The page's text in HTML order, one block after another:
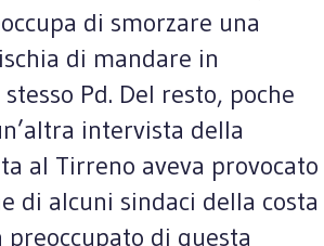
di smorzare una
di mandare in
Pd. Del resto, poche
intervista della
al Tirreno aveva provocato
di alcuni sindaci della costa
preoccupato di questa